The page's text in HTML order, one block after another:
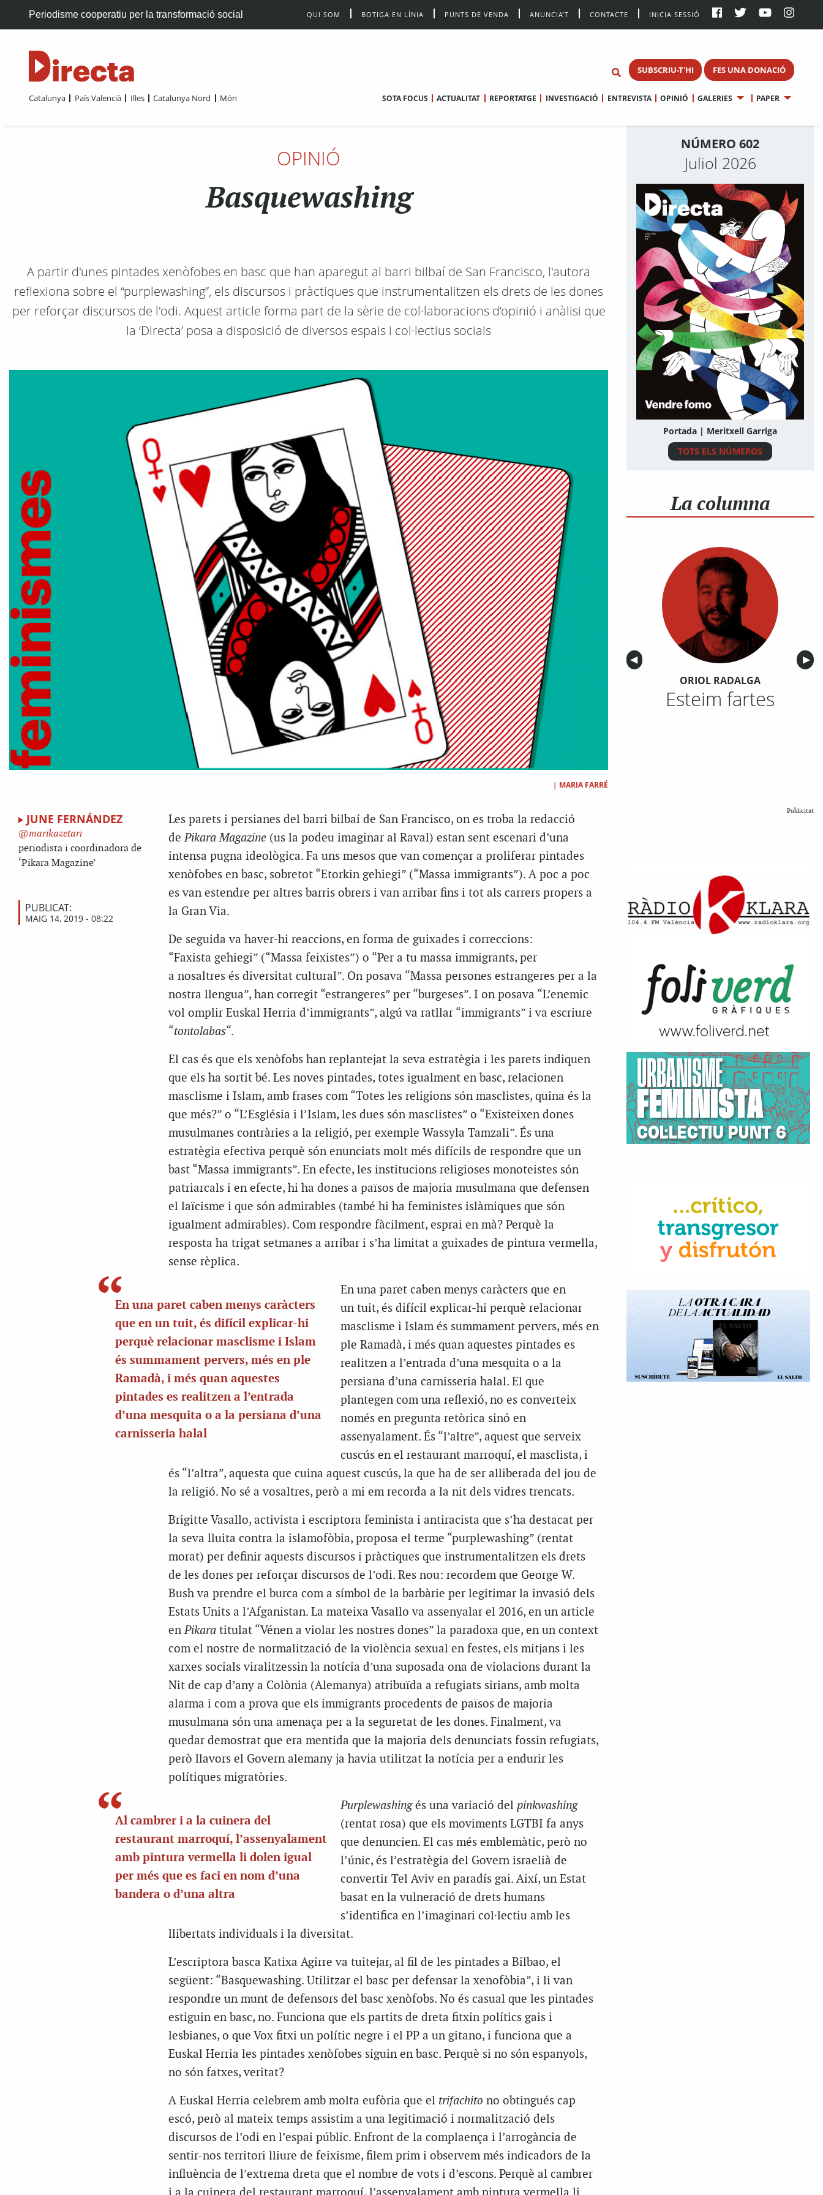
Periodisme cooperatiu per la transformació social QUI SOM BOTIGA EN LÍNIA PUNTS DE VENDA ANUNCIA’T CONTACTE INICIA SESSIÓ
SUBSCRIU-T'HI FES UNA DONACIÓ
Catalunya País Valencià Illes Catalunya Nord Món SOTA FOCUS ACTUALITAT REPORTATGE INVESTIGACIÓ ENTREVISTA OPINIÓ GALERIES PAPER
OPINIÓ
Basquewashing
A partir d'unes pintades xenòfobes en basc que han aparegut al barri bilbaí de San Francisco, l'autora
reflexiona sobre el “purplewashing”, els discursos i pràctiques que instrumentalitzen els drets de les dones
per reforçar discursos de l'odi. Aquest article forma part de la sèrie de col·laboracions d’opinió i anàlisi que
la ‘Directa’ posa a disposició de diversos espais i col·lectius socials
| MARIA FARRÉ
JUNE FERNÁNDEZ
marikazetari
periodista i coordinadora de
‘Pikara Magazine’
PUBLICAT:
MAIG 14, 2019 - 08:22
Les parets i persianes del barri bilbaí de San Francisco, on es troba la redacció
dePikara Magazine(us la podeu imaginar al Raval) estan sent escenari d’una
intensa pugna ideològica. Fa uns mesos que van començar a proliferar pintades
xenòfobes en basc, sobretot “Etorkin gehiegi” (“Massa immigrants”). A poc a poc
es van estendre per altres barris obrers i van arribar fins i tot als carrers propers a
la Gran Via.
De seguida va haver-hi reaccions, en forma de guixades i correccions:
“Faxista gehiegi” (“Massa feixistes”) o “Per a tu massa immigrants, per
a nosaltres és diversitat cultural”. On posava “Massa persones estrangeres per a la
nostra llengua”, han corregit “estrangeres” per “burgeses”. I on posava “L’enemic
vol omplir Euskal Herria d’immigrants”, algú va ratllar “immigrants” i va escriure
“tontolabas“.
El cas és que els xenòfobs han replantejat la seva estratègia i les parets indiquen
que els ha sortit bé. Les noves pintades, totes igualment en basc, relacionen
masclisme i Islam, amb frases com “Totes les religions són masclistes, quina és la
que més?” o “L’Església i l’Islam, les dues són masclistes” o “Existeixen dones
musulmanes contràries a la religió, per exemple Wassyla Tamzali”. És una
estratègia efectiva perquè són enunciats molt més difícils de respondre que un
bast “Massa immigrants”. En efecte, les institucions religioses monoteistes són
patriarcals i en efecte, hi ha dones a països de majoria musulmana que defensen
el laïcisme i que són admirables (també hi ha feministes islàmiques que són
igualment admirables). Com respondre fàcilment, esprai en mà? Perquè la
resposta ha trigat setmanes a arribar i s’ha limitat a guixades de pintura vermella,
sense rèplica.
En una paret caben menys caràcters
que en un tuit, és difícil explicar-hi
perquè relacionar masclisme i Islam
és summament pervers, més en ple
Ramadà, i més quan aquestes
pintades es realitzen a l’entrada
d’una mesquita o a la persiana d’una
carnisseria halal
En una paret caben menys caràcters que en
un tuit, és difícil explicar-hi perquè relacionar
masclisme i Islam és summament pervers, més en
ple Ramadà, i més quan aquestes pintades es
realitzen a l’entrada d’una mesquita o a la
persiana d’una carnisseria halal. El que
plantegen com una reflexió, no es converteix
només en pregunta retòrica sinó en
assenyalament. És “l’altre”, aquest que serveix
cuscús en el restaurant marroquí, el masclista, i
és “l’altra”, aquesta que cuina aquest cuscús, la que ha de ser alliberada del jou de
la religió. No sé a vosaltres, però a mi em recorda a la nit dels vidres trencats.
Brigitte Vasallo, activista i escriptora feminista i antiracista que s’ha destacat per
la seva lluita contra la islamofòbia, proposa el terme “purplewashing” (rentat
morat) per definir aquests discursos i pràctiques que instrumentalitzen els drets
de les dones per reforçar discursos de l’odi. Res nou: recordem que George W.
Bush va prendre el burca com a símbol de la barbàrie per legitimar la invasió dels
Estats Units a l’Afganistan. La mateixa Vasallo va assenyalar el 2016, en un article
enPikara titulat “Vénen a violar les nostres dones” la paradoxa que, en un context
com el nostre de normalització de la violència sexual en festes, els mitjans i les
xarxes socials viralitzessin la notícia d’una suposada ona de violacions durant la
Nit de cap d’any a Colònia (Alemanya) atribuïda a refugiats sirians, amb molta
alarma i com a prova que els immigrants procedents de països de majoria
musulmana són una amenaça per a la seguretat de les dones. Finalment, va
quedar demostrat que era mentida que la majoria dels denunciats fossin refugiats,
però llavors el Govern alemany ja havia utilitzat la notícia per a endurir les
polítiques migratòries.
Al cambrer i a la cuinera del
restaurant marroquí, l’assenyalament
amb pintura vermella li dolen igual
per més que es faci en nom d’una
bandera o d’una altra
Purplewashingés una variació del pinkwashing
(rentat rosa) que els moviments LGTBI fa anys
que denuncien. El cas més emblemàtic, però no
l’únic, és l’estratègia del Govern israelià de
convertir Tel Aviv en paradís gai. Així, un Estat
basat en la vulneració de drets humans
s’identifica en l’imaginari col·lectiu amb les
llibertats individuals i la diversitat.
L’escriptora basca Katixa Agirre va tuitejar, al fil de les pintades a Bilbao, el
següent: “Basquewashing. Utilitzar el basc per defensar la xenofòbia”, i li van
respondre un munt de defensors del basc xenòfobs. No és casual que les pintades
estiguin en basc, no. Funciona que els partits de dreta fitxin polítics gais i
lesbianes, o que Vox fitxi un polític negre i el PP a un gitano, i funciona que a
Euskal Herria les pintades xenòfobes siguin en basc. Perquè si no són espanyols,
no són fatxes, veritat?
A Euskal Herria celebrem amb molta eufòria que el trifachito no obtingués cap
escó, però al mateix temps assistim a una legitimació i normalització dels
discursos de l’odi en l’espai públic. Enfront de la complaença i l’arrogància de
sentir-nos territori lliure de feixisme, filem prim i observem més indicadors de la
influència de l’extrema dreta que el nombre de vots i d’escons. Perquè al cambrer
NÚMERO 602
Juliol 2026
Portada | Meritxell Garriga
TOTS ELS NÚMEROS
La columna
Anterior
◀︎ ▶︎
ORIOL RADALGA
Esteim fartes
Publicitat